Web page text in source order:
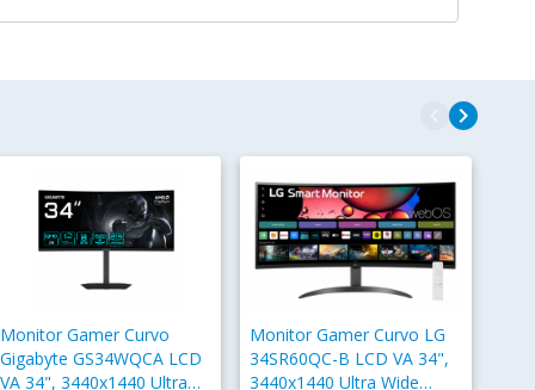
navigate_beforenavigate_next
Monitor Gamer Curvo
Gigabyte GS34WQCA LCD
VA 34", 3440x1440 Ultra
Monitor Gamer Curvo LG
34SR60QC-B LCD VA 34",
3440x1440 Ultra Wide